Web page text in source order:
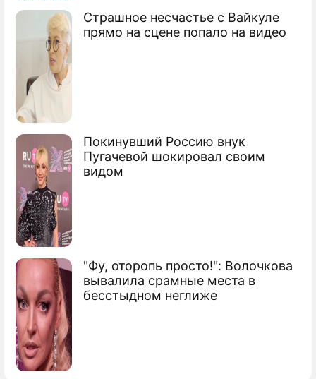
Страшное несчастье с Вайкуле
прямо на сцене попало на видео
Покинувший Россию внук
Пугачевой шокировал своим
видом
"Фу, оторопь просто!": Волочкова
вывалила срамные места в
бесстыдном неглиже
баскетболисту